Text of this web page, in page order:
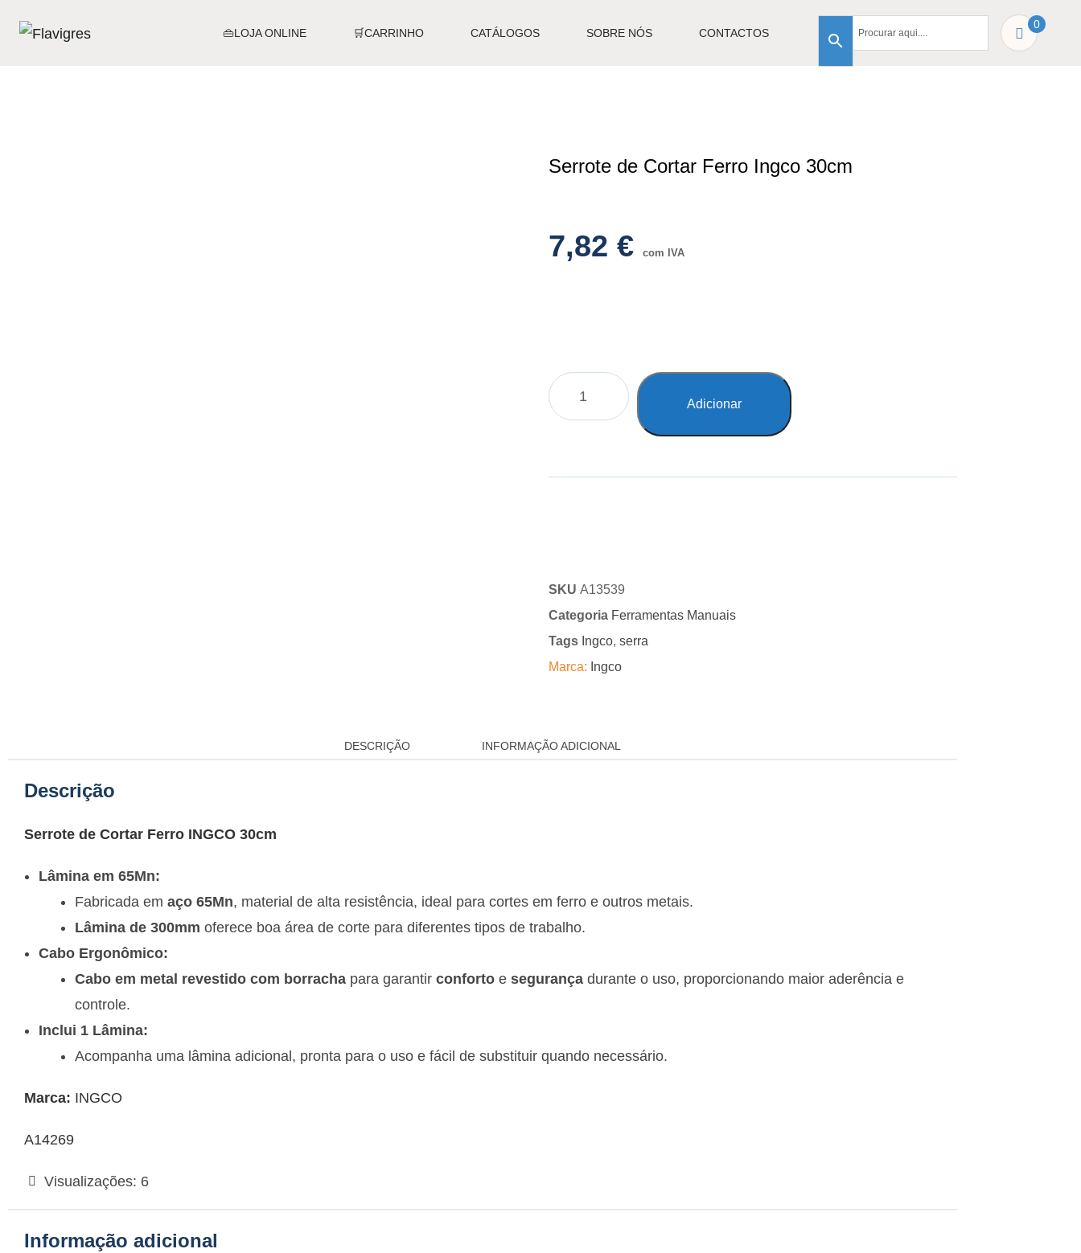
👜LOJA ONLINE 🛒CARRINHO CATÁLOGOS SOBRE NÓS CONTACTOS
0
Serrote de Cortar Ferro Ingco 30cm
7,82 € com IVA
Adicionar
SKU A13539
Categoria Ferramentas Manuais
Tags Ingco, serra
Marca: Ingco
DESCRIÇÃO INFORMAÇÃO ADICIONAL
Descrição
Serrote de Cortar Ferro INGCO 30cm
Lâmina em 65Mn:
Fabricada em aço 65Mn, material de alta resistência, ideal para cortes em ferro e outros metais.
Lâmina de 300mm oferece boa área de corte para diferentes tipos de trabalho.
Cabo Ergonômico:
Cabo em metal revestido com borracha para garantir conforto e segurança durante o uso, proporcionando maior aderência e
controle.
Inclui 1 Lâmina:
Acompanha uma lâmina adicional, pronta para o uso e fácil de substituir quando necessário.
Marca: INGCO
A14269
Visualizações: 6
Informação adicional